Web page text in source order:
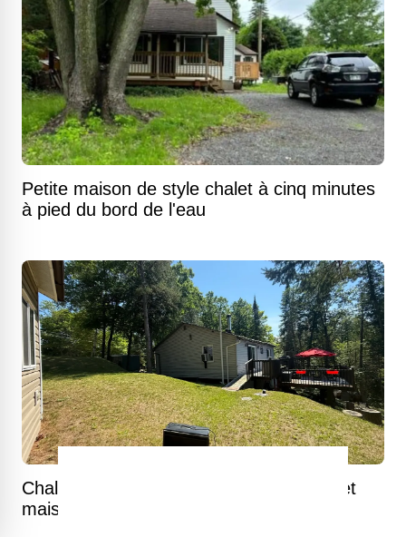
Petite maison de style chalet à cinq minutes
à pied du bord de l'eau
Chalet trois saisons avec vue sur le lac et
maisonnette incluse en Outaouais